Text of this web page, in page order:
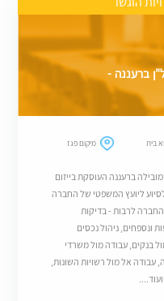
ברעננה -
בית מיקום פגז
ברעננה העוסקת בייזום
ליועץ המשפטי של החברה
לרבות - בדיקות
ונספחים, ניהול נכסים
בנקים, עבודה מול משרדי
עבודה אל מול רשויות השונות,